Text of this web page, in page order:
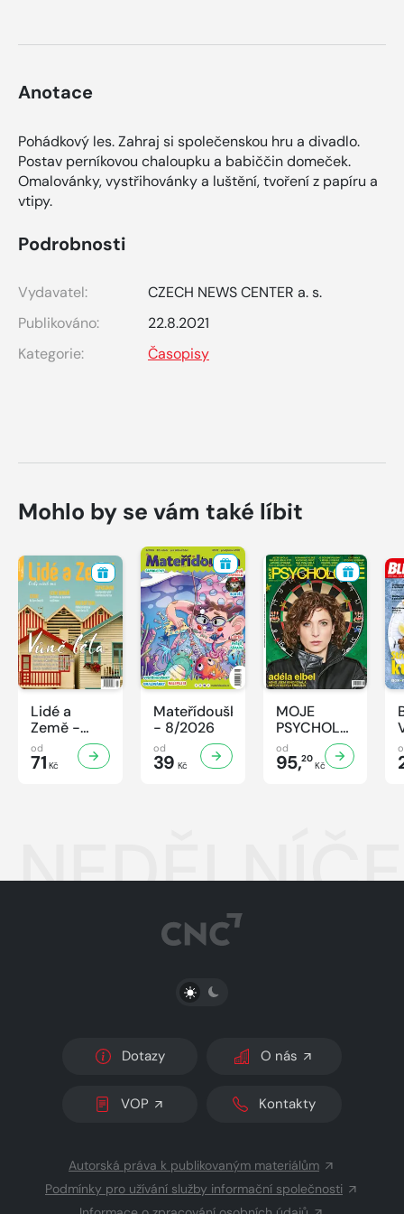
Anotace
Pohádkový les. Zahraj si společenskou hru a divadlo.
Postav perníkovou chaloupku a babiččin domeček.
Omalovánky, vystřihovánky a luštění, tvoření z papíru a
vtipy.
Podrobnosti
Vydavatel:
CZECH NEWS CENTER a. s.
Publikováno:
22.8.2021
Kategorie:
Časopisy
Mohlo by se vám také líbit
Lidé a
Země -
8/2026
od
71 Kč
Mateřídouška
- 8/2026
od
39 Kč
MOJE
PSYCHOLOGIE
- 8/2026
od
95,20
Kč
PŘEPNOUT SVĚTLÝ/TMAVÝ REŽIM
Dotazy O nás
VOP Kontakty
Autorská práva k publikovaným materiálům
Podmínky pro užívání služby informační společnosti